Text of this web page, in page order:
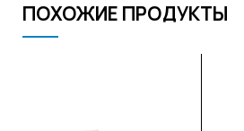
ПОХОЖИЕ ПРОДУКТЫ